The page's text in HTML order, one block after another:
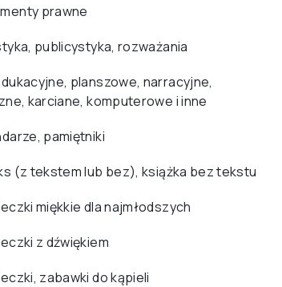
prawne
publicystyka, rozważania
planszowe, narracyjne,
karciane, komputerowe i inne
pamiętniki
(z tekstem lub bez), książka bez tekstu
miękkie dla najmłodszych
z dźwiękiem
zabawki do kąpieli